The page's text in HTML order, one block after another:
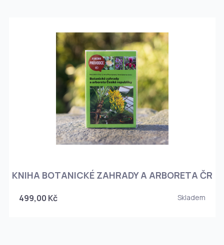
KNIHA BOTANICKÉ ZAHRADY A ARBORETA ČR
499,00 Kč Skladem